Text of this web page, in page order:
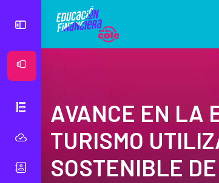
AVANCE EN LA
TURISMO
SOSTENIBLE